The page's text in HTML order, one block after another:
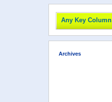
Any Key Column
Archives